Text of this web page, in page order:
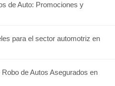
de Auto: Promociones y
para el sector automotriz en
de Autos Asegurados en